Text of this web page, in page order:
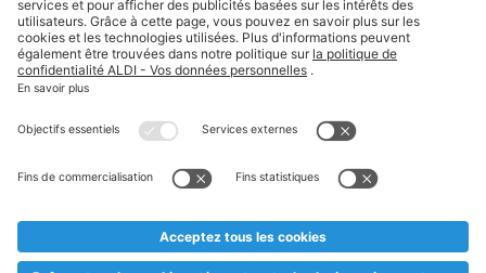
Textes marqués d'un astérisque et mentions légales
* Nous vendons ces articles temporairement et jusqu'à
au cas où, malgré le planning bien étudié, nous serions
prématurément en rupture de stock. Prix Recupel et TVA incl.
** Sur ce site, l’utilisation de la forme masculine a été adoptée